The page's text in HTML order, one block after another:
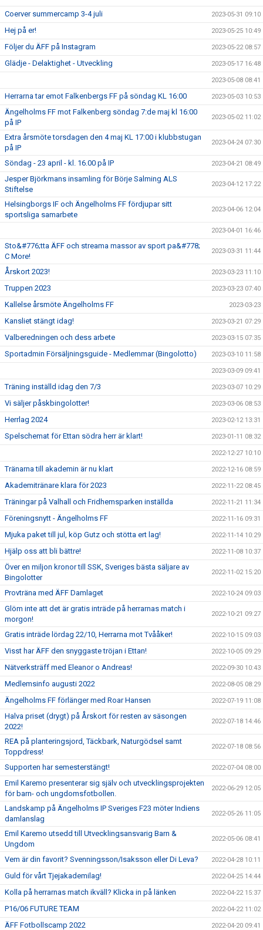
Coerver summercamp 3-4 juli 2023-05-31 09:10
Hej på er! 2023-05-25 10:49
Följer du ÄFF på Instagram 2023-05-22 08:57
Glädje - Delaktighet - Utveckling 2023-05-17 16:48
2023-05-08 08:41
Herrarna tar emot Falkenbergs FF på söndag KL 16:00 2023-05-03 10:53
Ängelholms FF mot Falkenberg söndag 7:de maj kl 16:00
på IP
2023-05-02 11:02
Extra årsmöte torsdagen den 4 maj KL 17:00 i klubbstugan
på IP
2023-04-24 07:30
Söndag - 23 april - kl. 16.00 på IP 2023-04-21 08:49
Jesper Björkmans insamling för Börje Salming ALS
Stiftelse
2023-04-12 17:22
Helsingborgs IF och Ängelholms FF fördjupar sitt
sportsliga samarbete
2023-04-06 12:04
2023-04-01 16:46
Sto&#776;tta ÄFF och streama massor av sport pa&#778;
C More!
2023-03-31 11:44
Årskort 2023! 2023-03-23 11:10
Truppen 2023 2023-03-23 07:40
Kallelse årsmöte Ängelholms FF 2023-03-23
Kansliet stängt idag! 2023-03-21 07:29
Valberedningen och dess arbete 2023-03-15 07:35
Sportadmin Försäljningsguide - Medlemmar (Bingolotto) 2023-03-10 11:58
2023-03-09 09:41
Träning inställd idag den 7/3 2023-03-07 10:29
Vi säljer påskbingolotter! 2023-03-06 08:53
Herrlag 2024 2023-02-12 13:31
Spelschemat för Ettan södra herr är klart! 2023-01-11 08:32
2022-12-27 10:10
Tränarna till akademin är nu klart 2022-12-16 08:59
Akademitränare klara för 2023 2022-11-22 08:45
Träningar på Valhall och Fridhemsparken inställda 2022-11-21 11:34
Föreningsnytt - Ängelholms FF 2022-11-16 09:31
Mjuka paket till jul, köp Gutz och stötta ert lag! 2022-11-14 10:29
Hjälp oss att bli bättre! 2022-11-08 10:37
Över en miljon kronor till SSK, Sveriges bästa säljare av
Bingolotter
2022-11-02 15:20
Provträna med ÄFF Damlaget 2022-10-24 09:03
Glöm inte att det är gratis inträde på herrarnas match i
morgon!
2022-10-21 09:27
Gratis inträde lördag 22/10, Herrarna mot Tvååker! 2022-10-15 09:03
Visst har ÄFF den snyggaste tröjan i Ettan! 2022-10-05 09:29
Nätverksträff med Eleanor o Andreas! 2022-09-30 10:43
Medlemsinfo augusti 2022 2022-08-05 08:29
Ängelholms FF förlänger med Roar Hansen 2022-07-19 11:08
Halva priset (drygt) på Årskort för resten av säsongen
2022!
2022-07-18 14:46
REA på planteringsjord, Täckbark, Naturgödsel samt
Toppdress!
2022-07-18 08:56
Supporten har semesterstängt! 2022-07-04 08:00
Emil Karemo presenterar sig själv och utvecklingsprojekten
för barn- och ungdomsfotbollen.
2022-06-29 12:05
Landskamp på Ängelholms IP Sveriges F23 möter Indiens
damlanslag
2022-05-26 11:05
Emil Karemo utsedd till Utvecklingsansvarig Barn &
Ungdom
2022-05-06 08:41
Vem är din favorit? Svenningsson/Isaksson eller Di Leva? 2022-04-28 10:11
Guld för vårt Tjejakademilag! 2022-04-25 14:44
Kolla på herrarnas match ikväll? Klicka in på länken 2022-04-22 15:37
P16/06 FUTURE TEAM 2022-04-22 11:02
ÄFF Fotbollscamp 2022 2022-04-20 09:41